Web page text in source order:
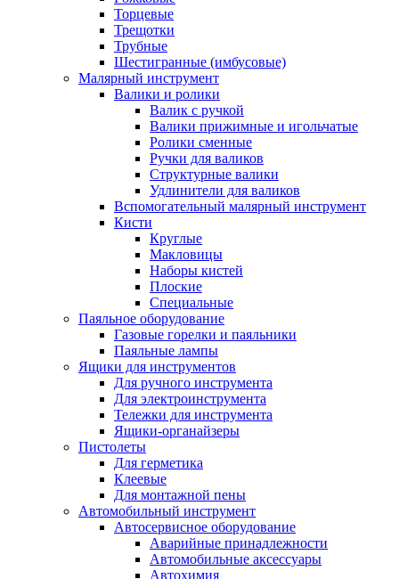
Торцевые
Трещотки
Трубные
Шестигранные (имбусовые)
Малярный инструмент
Валики и ролики
Валик с ручкой
Валики прижимные и игольчатые
Ролики сменные
Ручки для валиков
Структурные валики
Удлинители для валиков
Вспомогательный малярный инструмент
Кисти
Круглые
Макловицы
Наборы кистей
Плоские
Специальные
Паяльное оборудование
Газовые горелки и паяльники
Паяльные лампы
Ящики для инструментов
Для ручного инструмента
Для электроинструмента
Тележки для инструмента
Ящики-органайзеры
Пистолеты
Для герметика
Клеевые
Для монтажной пены
Автомобильный инструмент
Автосервисное оборудование
Аварийные принадлежности
Автомобильные аксессуары
Автохимия